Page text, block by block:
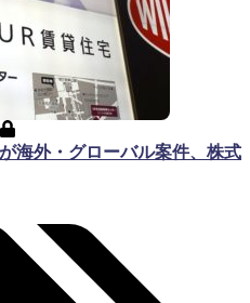
海外・グローバル案件、株式